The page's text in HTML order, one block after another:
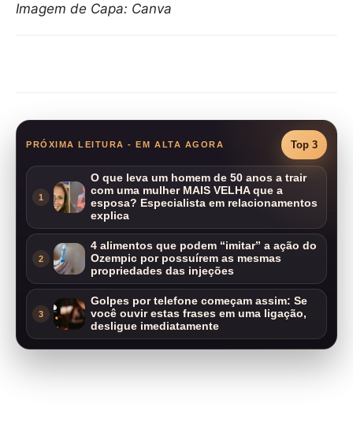
Imagem de Capa: Canva
PRÓXIMA LEITURA - EM ALTA AGORA Top 3
1
O que leva um homem de 50 anos a trair
com uma mulher MAIS VELHA que a
esposa? Especialista em relacionamentos
explica
2
4 alimentos que podem “imitar” a ação do
Ozempic por possuírem as mesmas
propriedades das injeções
3
Golpes por telefone começam assim: Se
você ouvir estas frases em uma ligação,
desligue imediatamente